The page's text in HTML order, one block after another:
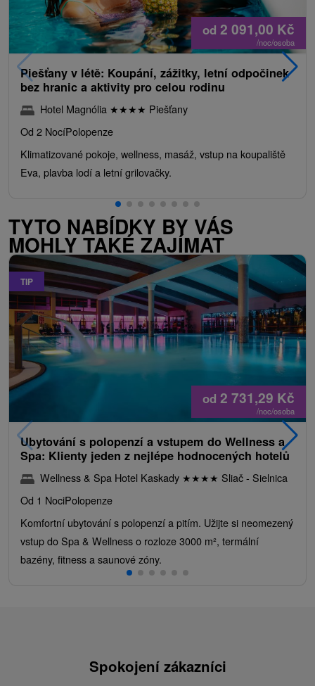
od 2 091,00 Kč
/noc/osoba
Piešťany v létě: Koupání, zážitky, letní odpočinek
bez hranic a aktivity pro celou rodinu
Hotel Magnólia ★★★★ Piešťany
Od 2 NocíPolopenze
Klimatizované pokoje, wellness, masáž, vstup na koupaliště
Eva, plavba lodí a letní grilovačky.
TYTO NABÍDKY BY VÁS
MOHLY TAKÉ ZAJÍMAT
TIP
od 2 731,29 Kč
/noc/osoba
Ubytování s polopenzí a vstupem do Wellness a
Spa: Klienty jeden z nejlépe hodnocených hotelů
Wellness & Spa Hotel Kaskady ★★★★ Sliač - Sielnica
Od 1 NociPolopenze
Komfortní ubytování s polopenzí a pitím. Užijte si neomezený
vstup do Spa & Wellness o rozloze 3000 m², termální
bazény, fitness a saunové zóny.
Spokojení zákazníci